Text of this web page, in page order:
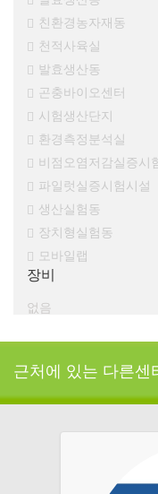
친환경농자재동
천적사육실
발효생산동
곤충바이오센터
시험생산단지
환경측정분석실
비점오염저감실증시
파일럿실증시험시설
생산실험동
장치형실험동
모바일랩
장비
없음
근처에 있는 다른센